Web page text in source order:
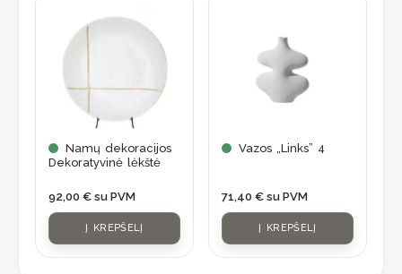
Namų dekoracijos
Dekoratyvinė lėkštė
92,00 € su PVM
Į KREPŠELĮ
Vazos „Links” 4
71,40 € su PVM
Į KREPŠELĮ